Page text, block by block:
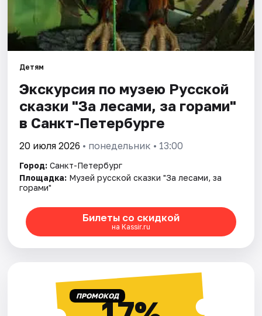
Детям
Экскурсия по музею Русской
сказки "За лесами, за горами"
в Санкт-Петербурге
20 июля 2026 • понедельник • 13:00
Город: Санкт-Петербург
Площадка: Музей русской сказки "За лесами, за
горами"
Билеты со скидкой
на Kassir.ru
ПРОМОКОД